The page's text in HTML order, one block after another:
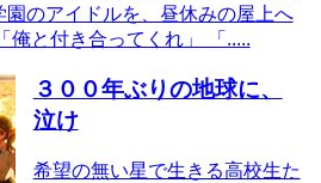
のアイドルを、昼休みの屋上へ
俺と付き合ってくれ」 「.....
３００年ぶりの地球に、
泣け
希望の無い星で生きる高校生た